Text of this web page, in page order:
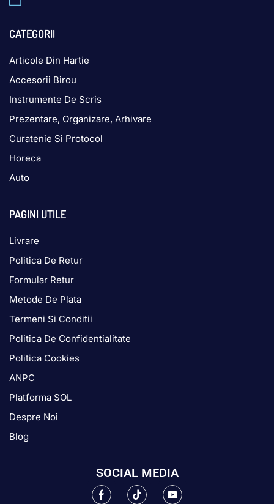
CATEGORII
Articole Din Hartie
Accesorii Birou
Instrumente De Scris
Prezentare, Organizare, Arhivare
Curatenie Si Protocol
Horeca
Auto
PAGINI UTILE
Livrare
Politica De Retur
Formular Retur
Metode De Plata
Termeni Si Conditii
Politica De Confidentialitate
Politica Cookies
ANPC
Platforma SOL
Despre Noi
Blog
SOCIAL MEDIA